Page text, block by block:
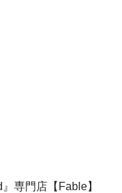
専門店【Fable】